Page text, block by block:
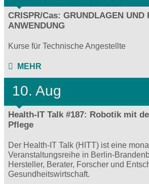
CRISPR/Cas: GRUNDLAGEN UND
ANWENDUNG
Kurse für Technische Angestellte
MEHR
10. Aug
Health-IT Talk #187: Robotik mit
Pflege
Der Health-IT Talk (HITT) ist eine
Veranstaltungsreihe in Berlin-
Hersteller, Berater, Forscher und
Gesundheitswirtschaft.